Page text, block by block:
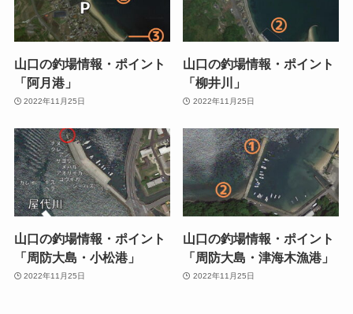
山口の釣場情報・ポイント
「阿月港」
2022年11月25日
山口の釣場情報・ポイント
「柳井川」
2022年11月25日
山口の釣場情報・ポイント
「周防大島・小松港」
2022年11月25日
山口の釣場情報・ポイント
「周防大島・津海木漁港」
2022年11月25日